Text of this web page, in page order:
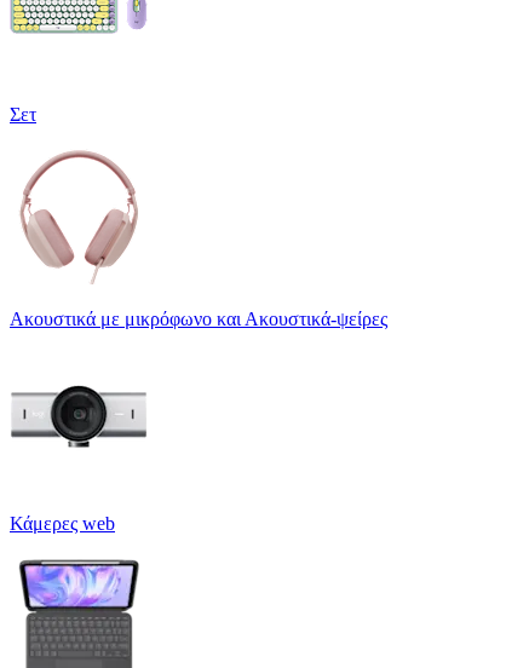
Σετ
Ακουστικά με μικρόφωνο και Ακουστικά-ψείρες
Κάμερες web